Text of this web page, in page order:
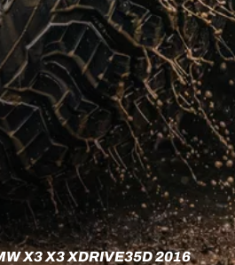
X3 X3 XDRIVE35D 2016